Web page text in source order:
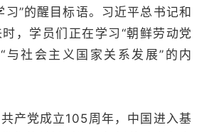
习”的醒目标语。习近平总书记和
，学员们正在学习“朝鲜劳动党
与社会主义国家关系发展”的内
党成立105周年，中国进入基